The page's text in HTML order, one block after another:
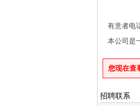
有意者电
本公司是
您现在查
招聘联系